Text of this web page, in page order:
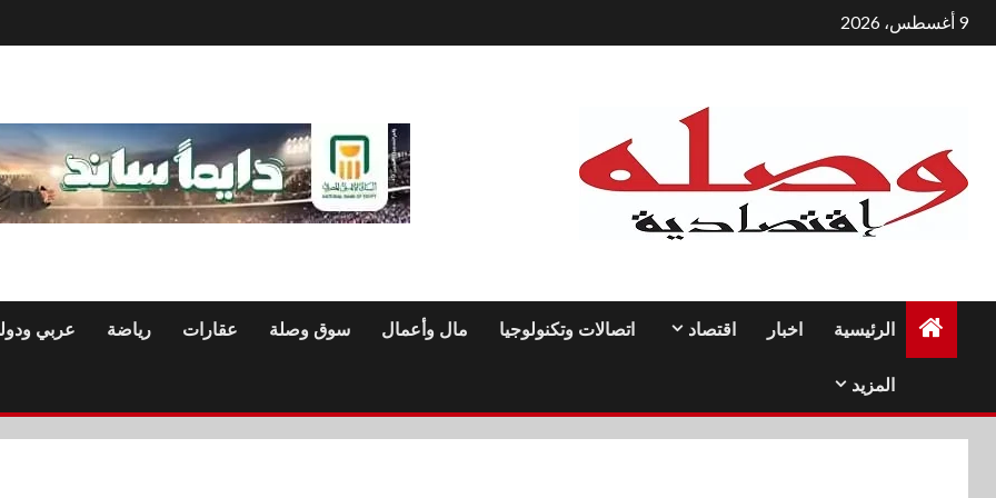
التجاوز
إلى
9 أغسطس، 2026
الرئيسية اخبار اقتصاد اتصالات وتكنولوجيا مال وأعمال سوق وصلة عقارات رياضة عربي
المزيد